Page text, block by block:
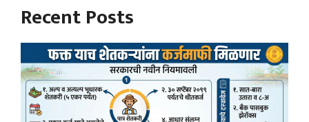
Recent Posts